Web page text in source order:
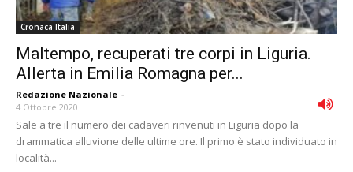
Cronaca Italia
Maltempo, recuperati tre corpi in Liguria.
Allerta in Emilia Romagna per...
Redazione Nazionale -
4 Ottobre 2020
Sale a tre il numero dei cadaveri rinvenuti in Liguria dopo la
drammatica alluvione delle ultime ore. Il primo è stato individuato in
località...